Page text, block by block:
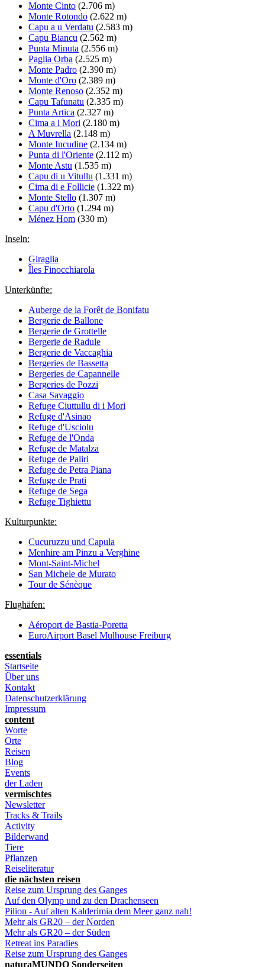
Monte Cinto (2.706 m)
Monte Rotondo (2.622 m)
Capu a u Verdatu (2.583 m)
Capu Biancu (2.562 m)
Punta Minuta (2.556 m)
Paglia Orba (2.525 m)
Monte Padro (2.390 m)
Monte d'Oro (2.389 m)
Monte Renoso (2.352 m)
Capu Tafunatu (2.335 m)
Punta Artica (2.327 m)
Cima a i Mori (2.180 m)
A Muvrella (2.148 m)
Monte Incudine (2.134 m)
Punta di l'Oriente (2.112 m)
Monte Astu (1.535 m)
Capu di u Vitullu (1.331 m)
Cima di e Follicie (1.322 m)
Monte Stello (1.307 m)
Capu d'Orto (1.294 m)
Ménez Hom (330 m)
Inseln:
Giraglia
Îles Finocchiarola
Unterkünfte:
Auberge de la Forêt de Bonifatu
Bergerie de Ballone
Bergerie de Grottelle
Bergerie de Radule
Bergerie de Vaccaghia
Bergeries de Bassetta
Bergeries de Capannelle
Bergeries de Pozzi
Casa Savaggio
Refuge Ciuttullu di i Mori
Refuge d'Asinao
Refuge d'Usciolu
Refuge de l'Onda
Refuge de Matalza
Refuge de Paliri
Refuge de Petra Piana
Refuge de Prati
Refuge de Sega
Refuge Tighiettu
Kulturpunkte:
Cucuruzzu und Capula
Menhire am Pinzu a Verghine
Mont-Saint-Michel
San Michele de Murato
Tour de Sénèque
Flughäfen:
Aéroport de Bastia-Poretta
EuroAirport Basel Mulhouse Freiburg
essentials
Startseite
Über uns
Kontakt
Datenschutzerklärung
Impressum
content
Worte
Orte
Reisen
Blog
Events
der Laden
vermischtes
Newsletter
Tracks & Trails
Activity
Bilderwand
Tiere
Pflanzen
Reiseliteratur
die nächsten reisen
Reise zum Ursprung des Ganges
Auf den Olymp und zu den Drachenseen
Pilion - Auf alten Kalderimia dem Meer ganz nah!
Mehr als GR20 – der Norden
Mehr als GR20 – der Süden
Retreat ins Paradies
Reise zum Ursprung des Ganges
naturaMUNDO Sonderseiten